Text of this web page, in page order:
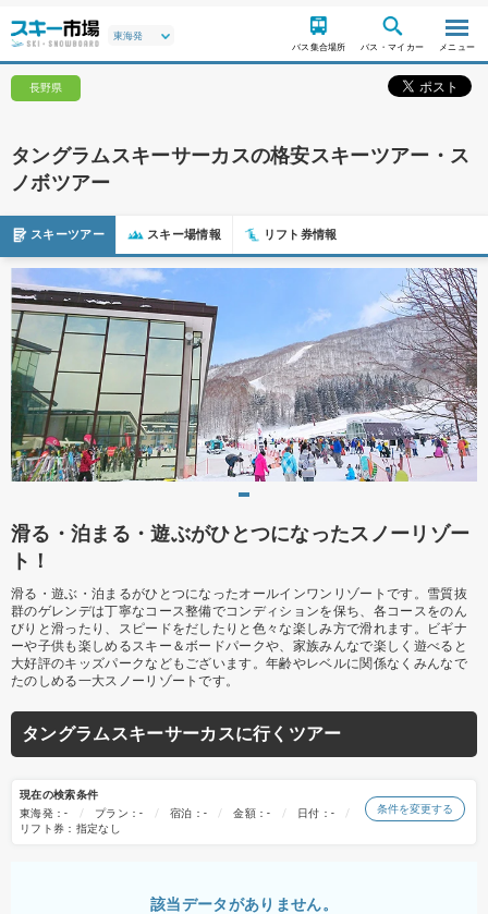
バス集合場所 バス・マイカー メニュー
長野県
タングラムスキーサーカスの格安スキーツアー・ス
ノボツアー
スキーツアー スキー場情報 リフト券情報
滑る・泊まる・遊ぶがひとつになったスノーリゾー
ト！
滑る・遊ぶ・泊まるがひとつになったオールインワンリゾートです。雪質抜
群のゲレンデは丁寧なコース整備でコンディションを保ち、各コースをのん
びりと滑ったり、スピードをだしたりと色々な楽しみ方で滑れます。ビギナ
ーや子供も楽しめるスキー＆ボードパークや、家族みんなで楽しく遊べると
大好評のキッズパークなどもございます。年齢やレベルに関係なくみんなで
たのしめる一大スノーリゾートです。
タングラムスキーサーカスに行くツアー
現在の検索条件
東海発：-
プラン：- 宿泊：- 金額：-
日付：-
リフト券：指定なし
条件を変更する
該当データがありません。